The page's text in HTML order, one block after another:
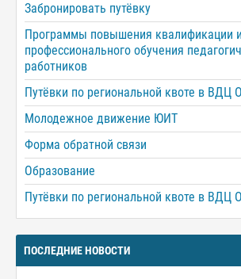
Забронировать путёвку
Программы повышения квалификации и
профессионального обучения
работников
Путёвки по региональной квоте в ВДЦ
Молодежное движение ЮИТ
Форма обратной связи
Образование
Путёвки по региональной квоте в ВДЦ
ПОСЛЕДНИЕ НОВОСТИ